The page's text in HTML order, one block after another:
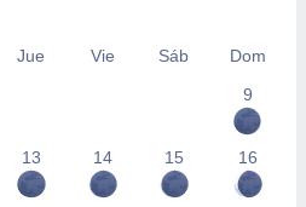
Jue Vie Sáb
Dom
9
13 14 15 16